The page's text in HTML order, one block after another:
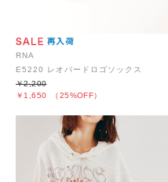
RNA
E5220 レオパードロゴソックス
￥1,650 （25%OFF）
￥2,200